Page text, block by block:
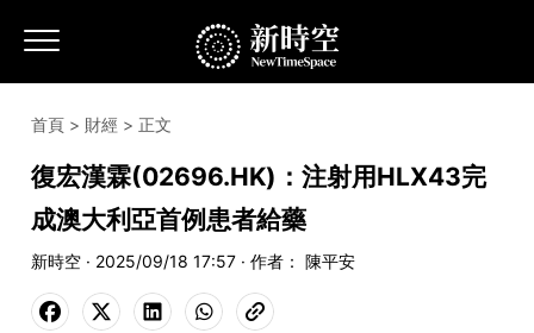
首頁 > 財經 > 正文
復宏漢霖(02696.HK)：注射用HLX43完
成澳大利亞首例患者給藥
新時空 · 2025/09/18 17:57 · 作者： 陳平安